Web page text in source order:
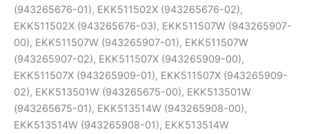
(943265676-01), EKK511502X (943265676-02),
EKK511502X (943265676-03), EKK511507W (943265907-
00), EKK511507W (943265907-01), EKK511507W
(943265907-02), EKK511507X (943265909-00),
EKK511507X (943265909-01), EKK511507X (943265909-
02), EKK513501W (943265675-00), EKK513501W
(943265675-01), EKK513514W (943265908-00),
EKK513514W (943265908-01), EKK513514W